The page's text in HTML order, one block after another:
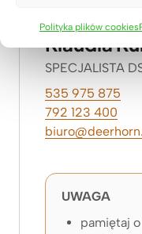
Polityka plików cookies
Klaudia
SPECJALISTA
535 975 875
792 123 400
UWAGA
pamiętaj